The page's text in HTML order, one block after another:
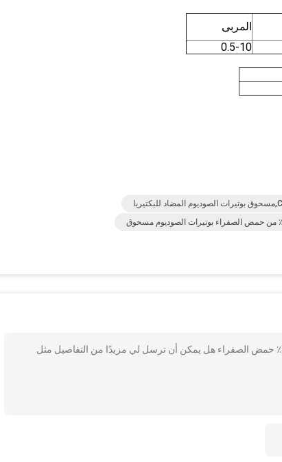
المربى
0.5-10
أنا مهتم بذلك 156-54-7 80٪ بوتيرات الصوديوم مسحوق أصفر بالإضافة إلى 6٪ حمض الصفراء هل يمكن أن ترسل لي مزيدًا من التفاصيل مثل